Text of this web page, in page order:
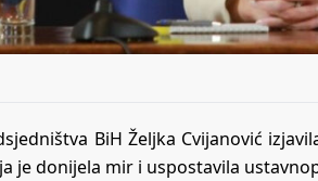
BiH Željka Cvijanović
je donijela mir i uspostavila